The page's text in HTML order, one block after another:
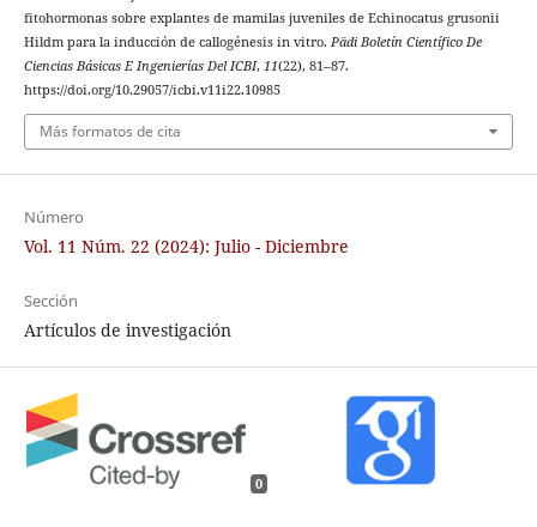
fitohormonas sobre explantes de mamilas juveniles de Echinocatus grusonii
Hildm para la inducción de callogénesis in vitro. Pädi Boletín Científico De
Ciencias Básicas E Ingenierías Del ICBI, 11(22), 81–87.
https://doi.org/10.29057/icbi.v11i22.10985
Más formatos de cita
Número
Vol. 11 Núm. 22 (2024): Julio - Diciembre
Sección
Artículos de investigación
0